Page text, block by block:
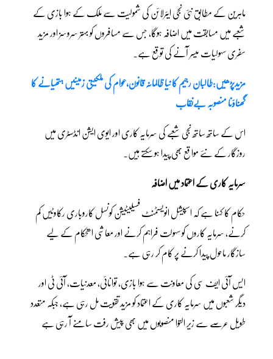
ماہرین کے مطابق نئی نجی ایئرلائن کی شمولیت سے ملک کے ہوا بازی کے
شعبے میں مسابقت میں اضافہ ہوگا، جس سے مسافروں کو بہتر سروسز اور مزید
سفری سہولیات میسر آنے کی توقع ہے۔
مزیدپڑھیں:طالبان رجیم کا نیا ظالمانہ قانون،عوام کی ملکیتی زمینیں ہتھیانے کا
گھناؤنا منصوبہ بےنقاب
اس کے ساتھ ساتھ نجی شعبے کی سرمایہ کاری اور ایوی ایشن انڈسٹری میں
روزگار کے نئے مواقع بھی پیدا ہو سکتے ہیں۔
سرمایہ کاری کے اعتماد میں اضافہ
حکام کا کہنا ہے کہ اسپیشل انویسٹمنٹ فسیلیٹیشن کونسل کاروباری رکاوٹیں کم
کرنے، سرمایہ کاروں کو سہولت فراہم کرنے اور معاشی استحکام کے لیے
سازگار ماحول پیدا کرنے پر کام کر رہی ہے۔
ایس آئی ایف سی کی معاونت سے ہوا بازی، توانائی، معدنیات، آئی ٹی اور
دیگر شعبوں میں سرمایہ کاری کے اعتماد کو مزید تقویت مل رہی ہے، جبکہ متعدد
طویل عرصے سے زیر التوا منصوبوں میں بھی پیش رفت سامنے آ رہی ہے